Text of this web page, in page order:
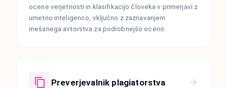
ocene verjetnosti in klasifikacijo človeka v primerjavi z
umetno inteligenco, vključno z zaznavanjem
mešanega avtorstva za podrobnejšo oceno.
Preverjevalnik plagiatorstva